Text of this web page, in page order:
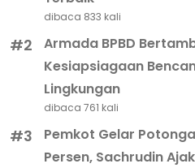
dibaca 833 kali
#2
Armada BPBD
Kesiapsiagaan
Lingkungan
dibaca 761 kali
#3
Pemkot Gelar
Persen, Sachrudin